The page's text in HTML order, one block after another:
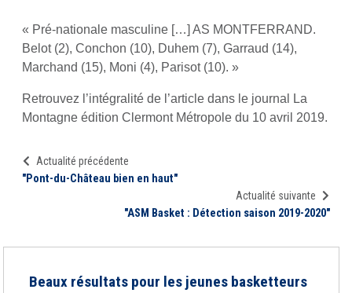
« Pré-nationale masculine […] AS MONTFERRAND.
Belot (2), Conchon (10), Duhem (7), Garraud (14),
Marchand (15), Moni (4), Parisot (10). »
Retrouvez l’intégralité de l’article dans le journal La
Montagne édition Clermont Métropole du 10 avril 2019.
Actualité précédente
"Pont-du-Château bien en haut"
Actualité suivante
"ASM Basket : Détection saison 2019-2020"
Beaux résultats pour les jeunes basketteurs